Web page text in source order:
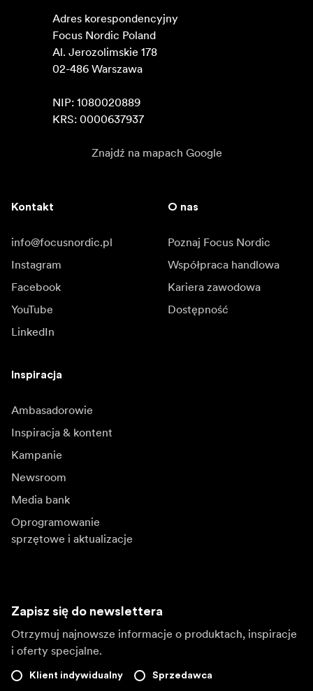
Adres korespondencyjny
Focus Nordic Poland
Al. Jerozolimskie 178
02-486 Warszawa
NIP: 1080020889
KRS: 0000637937
Znajdź na mapach Google
Kontakt
info@focusnordic.pl
Instagram
Facebook
YouTube
LinkedIn
O nas
Poznaj Focus Nordic
Współpraca handlowa
Kariera zawodowa
Dostępność
Inspiracja
Ambasadorowie
Inspiracja & kontent
Kampanie
Newsroom
Media bank
Oprogramowanie
sprzętowe i aktualizacje
Zapisz się do newslettera
Otrzymuj najnowsze informacje o produktach, inspiracje
i oferty specjalne.
Klient indywidualny Sprzedawca